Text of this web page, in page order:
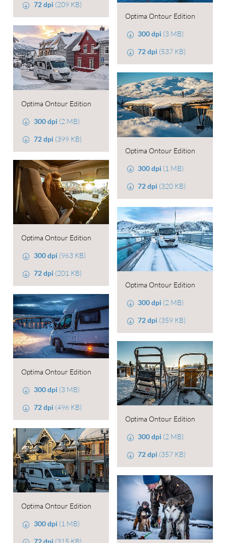
72 dpi (209 KB)
Optima Ontour Edition
300 dpi (3 MB)
72 dpi (537 KB)
Optima Ontour Edition
300 dpi (2 MB)
72 dpi (399 KB)
Optima Ontour Edition
300 dpi (1 MB)
72 dpi (320 KB)
Optima Ontour Edition
300 dpi (963 KB)
72 dpi (201 KB)
Optima Ontour Edition
300 dpi (2 MB)
72 dpi (359 KB)
Optima Ontour Edition
300 dpi (3 MB)
72 dpi (496 KB)
Optima Ontour Edition
300 dpi (2 MB)
72 dpi (357 KB)
Optima Ontour Edition
300 dpi (1 MB)